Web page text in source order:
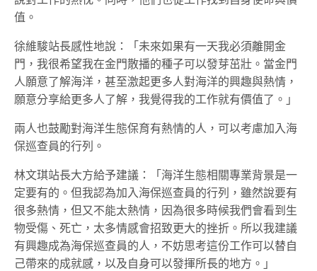
值。
徐維駿站長感性地說：「未來如果有一天我必須離開金
門，我很希望我在金門散播的種子可以發芽茁壯。當金門
人願意了解海洋，甚至激起更多人對海洋的興趣與熱情，
願意分享給更多人了解，我覺得我的工作就有價值了。」
兩人也鼓勵對海洋生態保育有熱情的人，可以考慮加入海
保巡查員的行列。
林文琪站長大方給予建議：「海洋生態相關專業背景是一
定要有的。但我認為加入海保巡查員的行列，雖然說要有
很多熱情，但又不能太熱情，因為很多時候我們會看到生
物受傷、死亡，太多情感會招致更大的挫折。所以我建議
有興趣成為海保巡查員的人，不妨思考這份工作可以替自
己帶來的成就感，以及自身可以發揮所長的地方。」